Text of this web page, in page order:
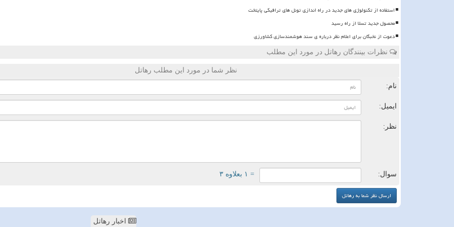
استفاده از تکنولوژی های جدید در راه اندازی تونل های ترافیکی پایتخت
محصول جدید تسلا از راه رسید
دعوت از نخبگان برای اعلام نظر درباره ی سند هوشمندسازی کشاورزی
نظرات بینندگان رهاتل در مورد این مطلب
نظر شما در مورد این مطلب رهاتل
نام:
ایمیل:
نظر:
سوال: = ۱ بعلاوه ۳
اخبار رهاتل